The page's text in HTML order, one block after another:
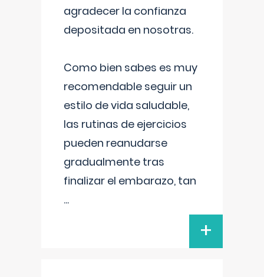
agradecer la confianza
depositada en nosotras.
Como bien sabes es muy
recomendable seguir un
estilo de vida saludable,
las rutinas de ejercicios
pueden reanudarse
gradualmente tras
finalizar el embarazo, tan
...
+